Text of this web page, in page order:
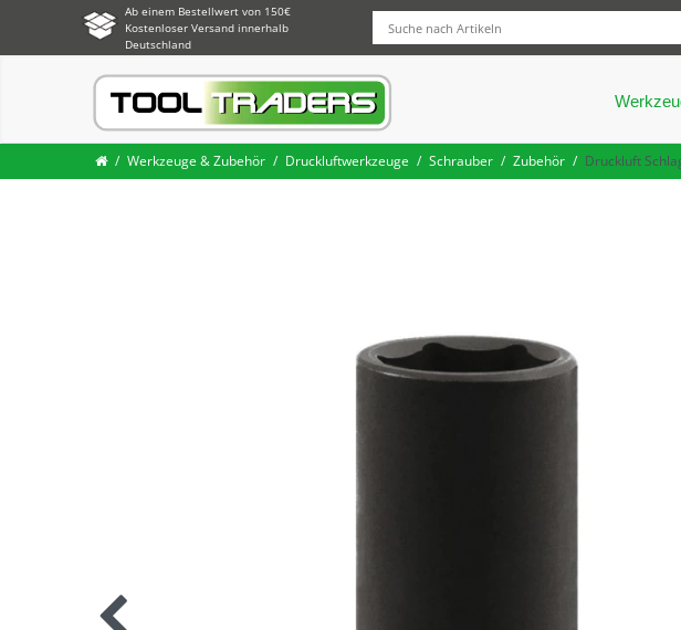
Ab einem Bestellwert von 150€
Kostenloser Versand innerhalb
Deutschland
Werkzeuge & Zubehör Druckluftwerkzeuge Schrauber Zubehör Druckluft